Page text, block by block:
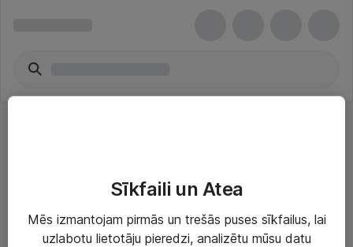
Sīkfaili un Atea
Mēs izmantojam pirmās un trešās puses sīkfailus, lai
uzlabotu lietotāju pieredzi, analizētu mūsu datu